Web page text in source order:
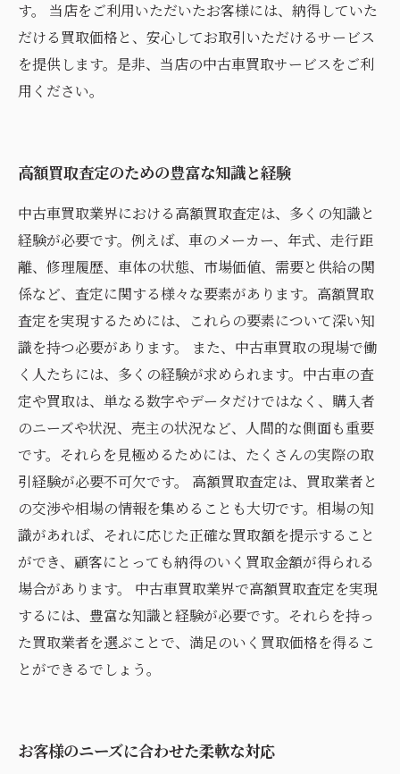
す。 当店をご利用いただいたお客様には、納得していた
だける買取価格と、安心してお取引いただけるサービス
を提供します。是非、当店の中古車買取サービスをご利
用ください。
高額買取査定のための豊富な知識と経験
中古車買取業界における高額買取査定は、多くの知識と
経験が必要です。例えば、車のメーカー、年式、走行距
離、修理履歴、車体の状態、市場価値、需要と供給の関
係など、査定に関する様々な要素があります。高額買取
査定を実現するためには、これらの要素について深い知
識を持つ必要があります。 また、中古車買取の現場で働
く人たちには、多くの経験が求められます。中古車の査
定や買取は、単なる数字やデータだけではなく、購入者
のニーズや状況、売主の状況など、人間的な側面も重要
です。それらを見極めるためには、たくさんの実際の取
引経験が必要不可欠です。 高額買取査定は、買取業者と
の交渉や相場の情報を集めることも大切です。相場の知
識があれば、それに応じた正確な買取額を提示すること
ができ、顧客にとっても納得のいく買取金額が得られる
場合があります。 中古車買取業界で高額買取査定を実現
するには、豊富な知識と経験が必要です。それらを持っ
た買取業者を選ぶことで、満足のいく買取価格を得るこ
とができるでしょう。
お客様のニーズに合わせた柔軟な対応